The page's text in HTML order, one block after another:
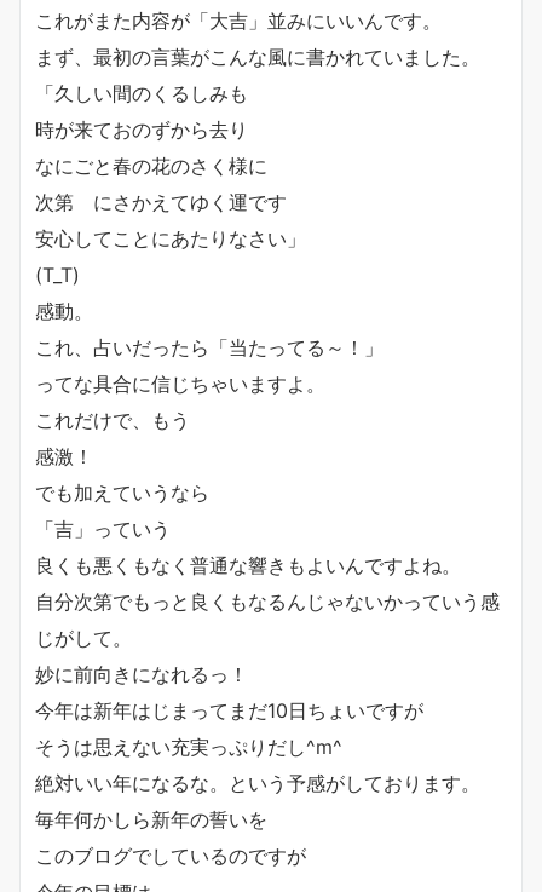
これがまた内容が「大吉」並みにいいんです。
まず、最初の言葉がこんな風に書かれていました。
「久しい間のくるしみも
時が来ておのずから去り
なにごと春の花のさく様に
次第ゝにさかえてゆく運です
安心してことにあたりなさい」
(T_T)
感動。
これ、占いだったら「当たってる～！」
ってな具合に信じちゃいますよ。
これだけで、もう
感激！
でも加えていうなら
「吉」っていう
良くも悪くもなく普通な響きもよいんですよね。
自分次第でもっと良くもなるんじゃないかっていう感
じがして。
妙に前向きになれるっ！
今年は新年はじまってまだ10日ちょいですが
そうは思えない充実っぷりだし^m^
絶対いい年になるな。という予感がしております。
毎年何かしら新年の誓いを
このブログでしているのですが